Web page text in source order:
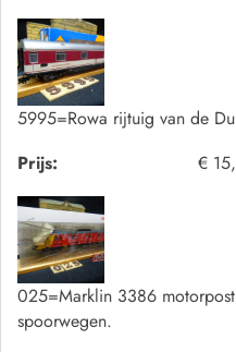
5995=Rowa rijtuig van de
Prijs:
€
025=Marklin 3386
spoorwegen.